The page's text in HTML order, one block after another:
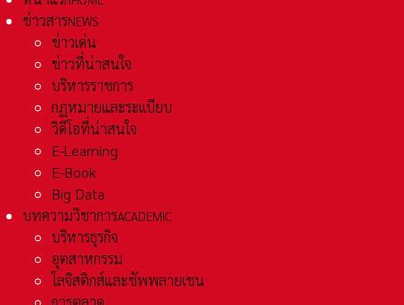
ข่าวสารNEWS
ข่าวเด่น
ข่าวที่น่าสนใจ
บริหารราชการ
กฏหมายและระเเบียบ
วิดีโอที่น่าสนใจ
E-Learning
E-Book
Big Data
บทความวิชาการACADEMIC
บริหารธุรกิจ
อุตสาหกรรม
โลจิสติกส์และชัพพลายเชน